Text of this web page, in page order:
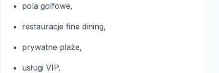
pola golfowe,
restauracje fine dining,
prywatne plaże,
usługi VIP.